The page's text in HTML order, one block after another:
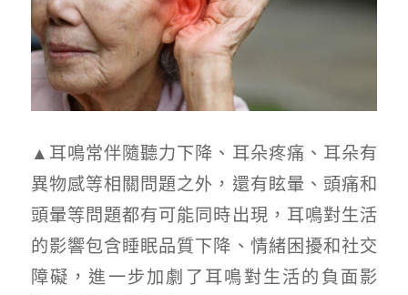
▲耳鳴常伴隨聽力下降、耳朵疼痛、耳朵有
異物感等相關問題之外，還有眩暈、頭痛和
頭暈等問題都有可能同時出現，耳鳴對生活
的影響包含睡眠品質下降、情緒困擾和社交
障礙，進一步加劇了耳鳴對生活的負面影